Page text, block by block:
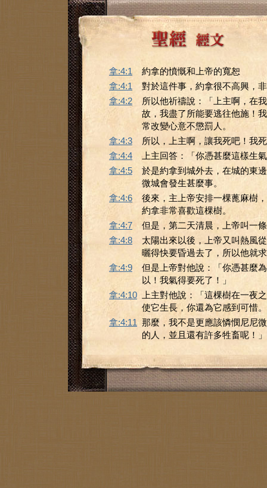
拿:4:1
約拿的憤慨和上帝的寬恕
拿:4:1
對於這件事，約拿很不高興，
拿:4:2
所以他祈禱說：「上主啊，在
故，我盡了所能要逃往他施！
常改變心意不懲罰人。
拿:4:3
所以，上主啊，讓我死吧！我
拿:4:4
上主回答：「你憑甚麼這樣生
拿:4:5
於是約拿到城外去，在城的東
微城會發生甚麼事。
拿:4:6
後來，主上帝安排一棵蓖麻樹
約拿非常喜歡這棵樹。
拿:4:7
但是，第二天清晨，上帝叫一
拿:4:8
太陽出來以後，上帝又叫熱風
曬得快要昏過去了，所以他就
拿:4:9
但是上帝對他說：「你憑甚麼
以！我氣得要死了！」
拿:4:10
上主對他說：「這棵樹在一夜
使它生長，你還為它感到可惜。
拿:4:11 那麼，我不是更應該憐憫尼尼
的人，並且還有許多牲畜呢！」